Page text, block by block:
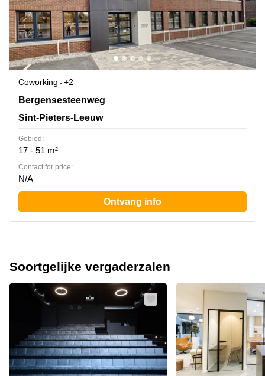
Coworking
+2
Bergensesteenweg 709, Sint-Pieters-Leeuw
Bergensesteenweg
Sint-Pieters-Leeuw
Gebied:
17 - 51 m²
Contact for price:
N/A
Ontvang info
Soortgelijke vergaderzalen